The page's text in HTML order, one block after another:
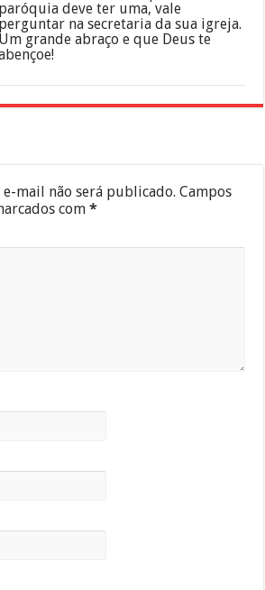
paróquia deve ter uma, vale
perguntar na secretaria da sua igreja.
Um grande abraço e que Deus te
e-mail não será publicado. Campos
com*